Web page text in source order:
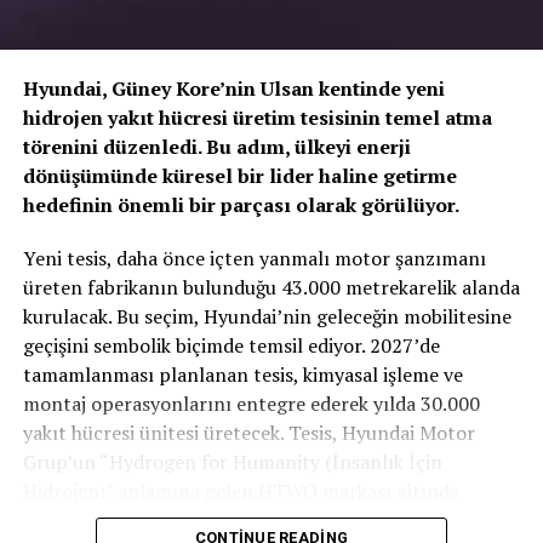
Volkswagen T-Cross
T-Cross, 4,12 metre uzunluğunda, 1,58 metre
yüksekliğinde ve 1.76 metre genişliğinde yapısıyla tam
bir şehirli SUV. Şubat ayı sonunda Volkswagen Yetkili
Satıcılarında 448.300 TL’den başlayan tavsiye edilen
karşılayan eksiksiz bir paket sunuyor.
Sport ile Yere Basıyor
Türkiye’nin otomobiliTOGG T10Xgibi yüksek tork
değerlerine sahip elektrikli araçlarda, lastiğin zemine
tutunma kabiliyeti çok daha kritiktir.E-carturkiyeekibi
olarak bizzat deneyimlediğimizPetlas Snowmaster 2
Sport, performans odaklı yapısıyla elektrikli araçların
Hyundai, Güney Kore’nin Ulsan kentinde yeni
hidrojen yakıt hücresi üretim tesisinin temel atma
törenini düzenledi. Bu adım, ülkeyi enerji
dönüşümünde küresel bir lider haline getirme
hedefinin önemli bir parçası olarak görülüyor.
Yeni tesis, daha önce içten yanmalı motor şanzımanı
üreten fabrikanın bulunduğu 43.000 metrekarelik alanda
kurulacak. Bu seçim, Hyundai’nin geleceğin mobilitesine
geçişini sembolik biçimde temsil ediyor. 2027’de
tamamlanması planlanan tesis, kimyasal işleme ve
montaj operasyonlarını entegre ederek yılda 30.000
yakıt hücresi ünitesi üretecek. Tesis, Hyundai Motor
Grup’un “Hydrogen for Humanity (İnsanlık İçin
faaliyet gösterecek.
CONTINUE READING